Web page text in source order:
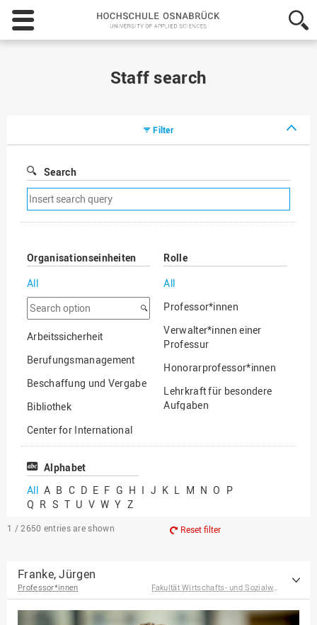
Hochschule
Osnabrück
-
Staff search
Filter
Search
Remove
search
filter
Organisationseinheiten
All
Search
option
Arbeitssicherheit
Berufungsmanagement
Beschaffung und Vergabe
Bibliothek
Center for International
Mobility
Center for International
Chancengerechtigkeit
eLearning Competence
EU-Büro
Fakultät
Agrarwissenschaften und
Landschaftsarchitektur
Rolle
All
Professor*innen
Verwalter*innen einer
Professur
Honorarprofessor*innen
Lehrkraft für besondere
Aufgaben
Professor*innen im
Alphabet
All A B C D E F G H I J K L M N O P
Q R S T U V W Y Z
1 / 2650 entries are shown Reset filter
Franke, Jürgen
Professor*innen